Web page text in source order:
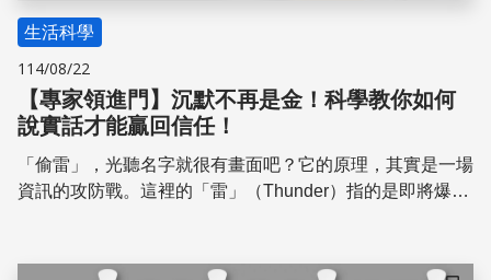
生活科學
114/08/22
【專家領進門】沉默不再是金！科學教你如何
說實話才能贏回信任！
「偷雷」，光聽名字就很有畫面吧？它的原理，其實是一場
資訊的攻防戰。這裡的「雷」（Thunder）指的是即將爆炸
主動把「雷」給引爆。 換句話說，是一種「與其讓你來